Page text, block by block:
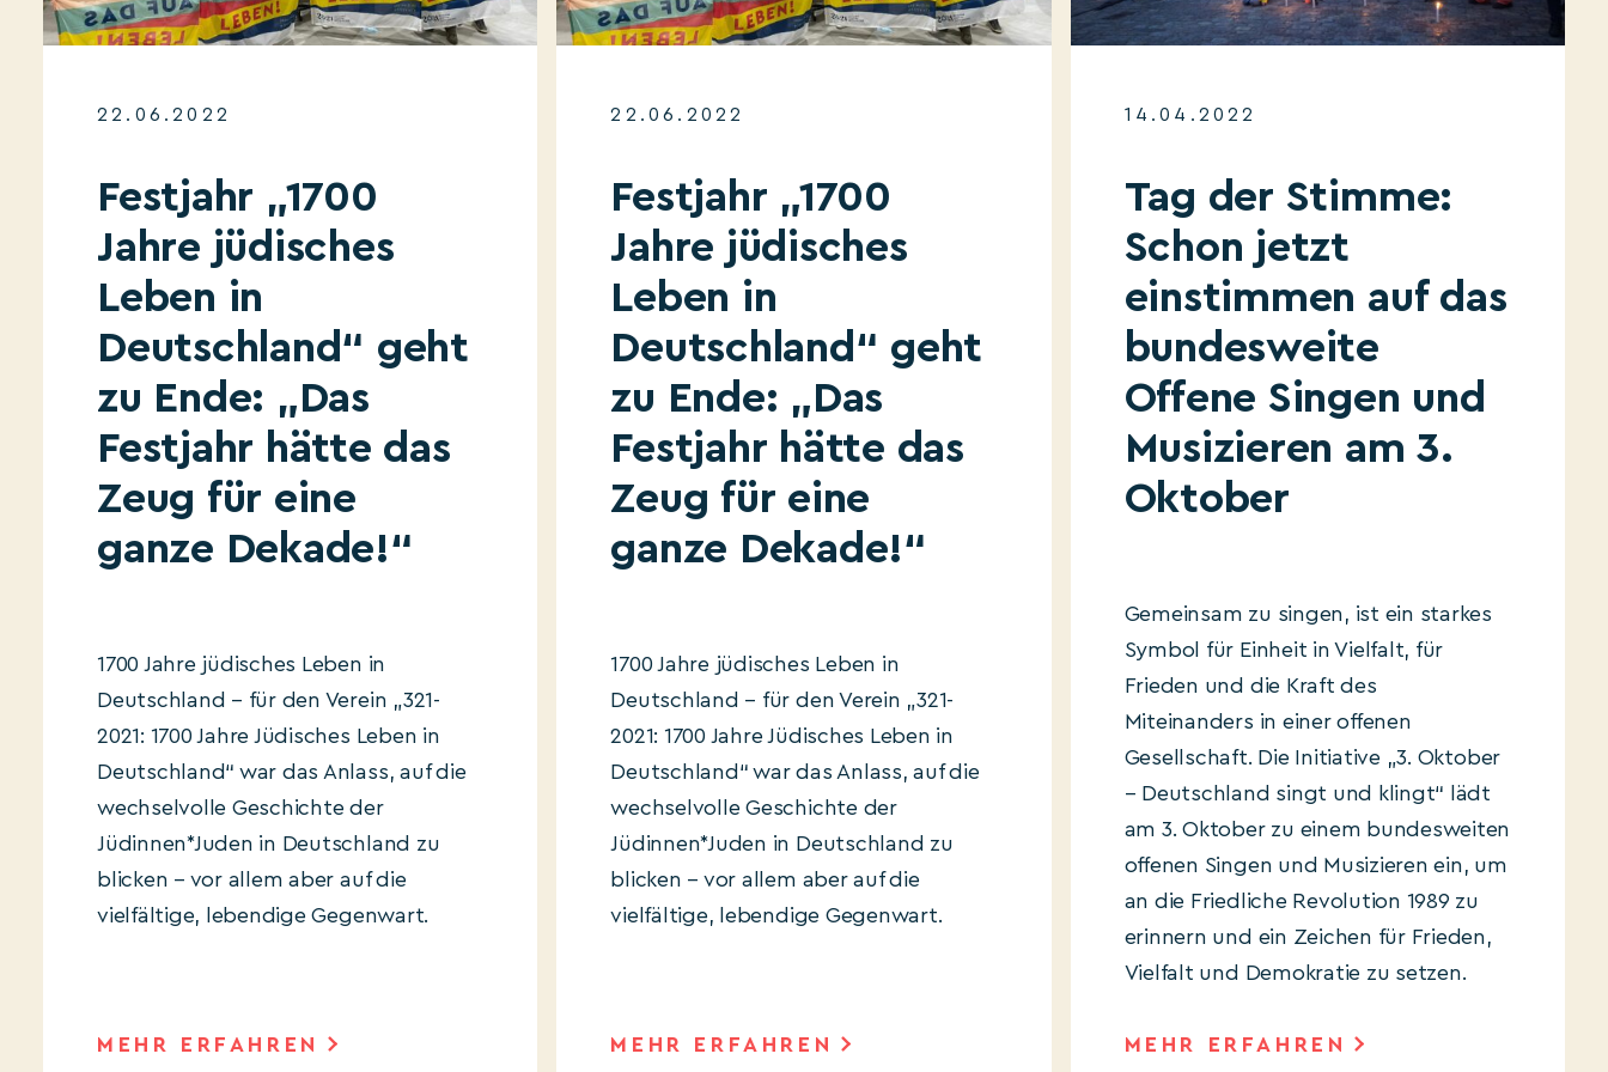
22.06.2022
Festjahr „1700
Jahre jüdisches
Leben in
Deutschland“ geht
zu Ende: „Das
Festjahr hätte das
Zeug für eine
ganze Dekade!“
1700 Jahre jüdisches Leben in
Deutschland – für den Verein „321-
2021: 1700 Jahre Jüdisches Leben in
Deutschland“ war das Anlass, auf die
wechselvolle Geschichte der
Jüdinnen*Juden in Deutschland zu
blicken – vor allem aber auf die
vielfältige, lebendige Gegenwart.
MEHR ERFAHREN
22.06.2022
Festjahr „1700
Jahre jüdisches
Leben in
Deutschland“ geht
zu Ende: „Das
Festjahr hätte das
Zeug für eine
ganze Dekade!“
1700 Jahre jüdisches Leben in
Deutschland – für den Verein „321-
2021: 1700 Jahre Jüdisches Leben in
Deutschland“ war das Anlass, auf die
wechselvolle Geschichte der
Jüdinnen*Juden in Deutschland zu
blicken – vor allem aber auf die
vielfältige, lebendige Gegenwart.
MEHR ERFAHREN
14.04.2022
Tag der Stimme:
Schon jetzt
einstimmen auf das
bundesweite
Offene Singen und
Musizieren am 3.
Oktober
Gemeinsam zu singen, ist ein starkes
Symbol für Einheit in Vielfalt, für
Frieden und die Kraft des
Miteinanders in einer offenen
Gesellschaft. Die Initiative „3. Oktober
– Deutschland singt und klingt“ lädt
am 3. Oktober zu einem bundesweiten
offenen Singen und Musizieren ein, um
an die Friedliche Revolution 1989 zu
erinnern und ein Zeichen für Frieden,
Vielfalt und Demokratie zu setzen.
MEHR ERFAHREN